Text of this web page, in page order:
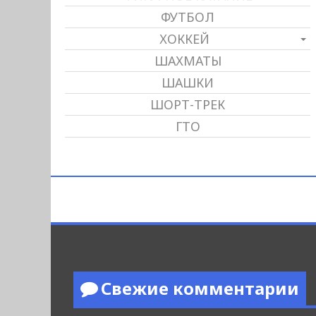
ФУТБОЛ
ХОККЕЙ
ШАХМАТЫ
ШАШКИ
ШОРТ-ТРЕК
ГТО
Свежие комментарии